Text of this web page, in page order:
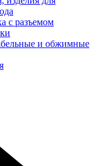
с разъемом
и обжимные